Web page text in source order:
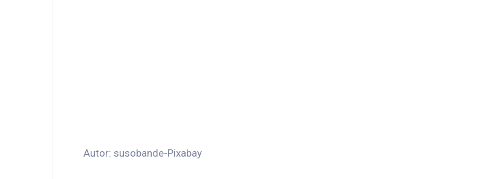
Autor: susobande-Pixabay